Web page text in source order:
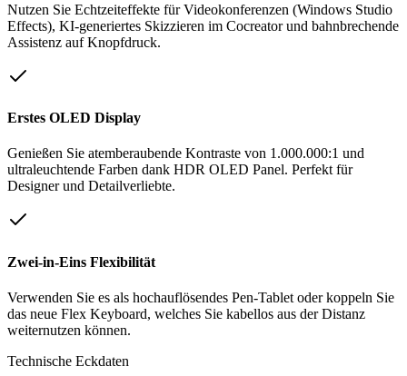
Nutzen Sie Echtzeiteffekte für Videokonferenzen (Windows Studio
Effects), KI-generiertes Skizzieren im Cocreator und bahnbrechende
Assistenz auf Knopfdruck.
Erstes OLED Display
Genießen Sie atemberaubende Kontraste von 1.000.000:1 und
ultraleuchtende Farben dank HDR OLED Panel. Perfekt für
Designer und Detailverliebte.
Zwei-in-Eins Flexibilität
Verwenden Sie es als hochauflösendes Pen-Tablet oder koppeln Sie
das neue Flex Keyboard, welches Sie kabellos aus der Distanz
weiternutzen können.
Technische Eckdaten